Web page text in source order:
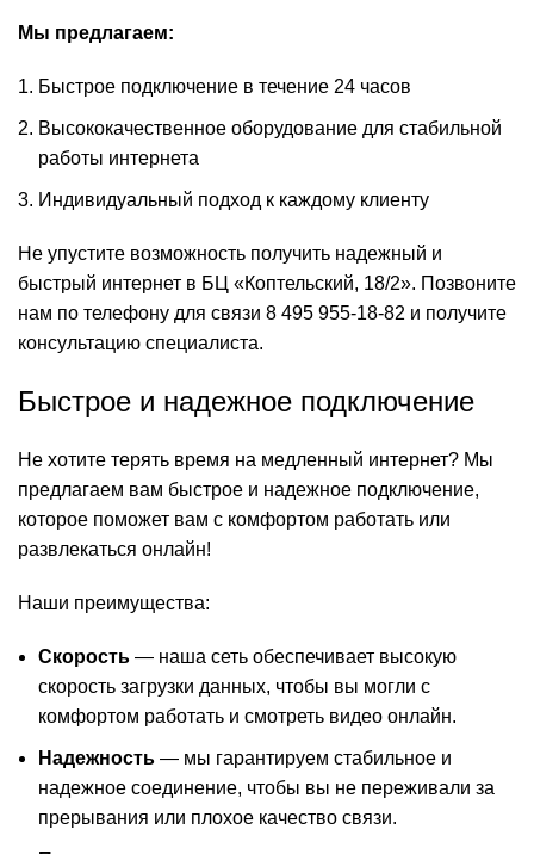
Мы предлагаем:
Быстрое подключение в течение 24 часов
Высококачественное оборудование для стабильной
работы интернета
Индивидуальный подход к каждому клиенту
Не упустите возможность получить надежный и
быстрый интернет в БЦ «Коптельский, 18/2». Позвоните
нам по телефону для связи 8 495 955-18-82 и получите
консультацию специалиста.
Быстрое и надежное подключение
Не хотите терять время на медленный интернет? Мы
предлагаем вам быстрое и надежное подключение,
которое поможет вам с комфортом работать или
развлекаться онлайн!
Наши преимущества:
Скорость — наша сеть обеспечивает высокую
скорость загрузки данных, чтобы вы могли с
комфортом работать и смотреть видео онлайн.
Надежность — мы гарантируем стабильное и
надежное соединение, чтобы вы не переживали за
прерывания или плохое качество связи.